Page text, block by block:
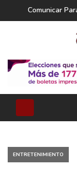
Comunicar
ENTRETENIMIENTO